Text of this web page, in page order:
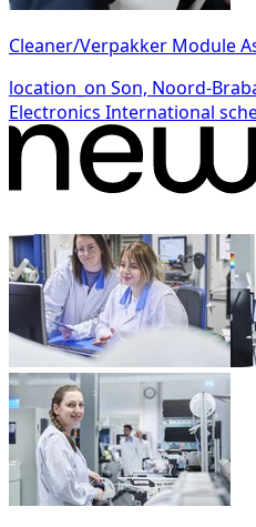
Cleaner/Verpakker Module
location_on Son, Noord-
Electronics International